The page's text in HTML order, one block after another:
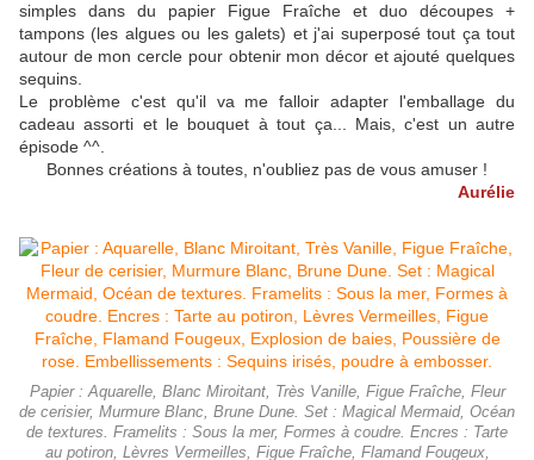
simples dans du papier Figue Fraîche et duo découpes +
tampons (les algues ou les galets) et j'ai superposé tout ça tout
autour de mon cercle pour obtenir mon décor et ajouté quelques
sequins.
Le problème c'est qu'il va me falloir adapter l'emballage du
cadeau assorti et le bouquet à tout ça... Mais, c'est un autre
épisode ^^.
Bonnes créations à toutes, n'oubliez pas de vous amuser !
Aurélie
Papier : Aquarelle, Blanc Miroitant, Très Vanille, Figue Fraîche, Fleur
de cerisier, Murmure Blanc, Brune Dune. Set : Magical Mermaid, Océan
de textures. Framelits : Sous la mer, Formes à coudre. Encres : Tarte
au potiron, Lèvres Vermeilles, Figue Fraîche, Flamand Fougeux,